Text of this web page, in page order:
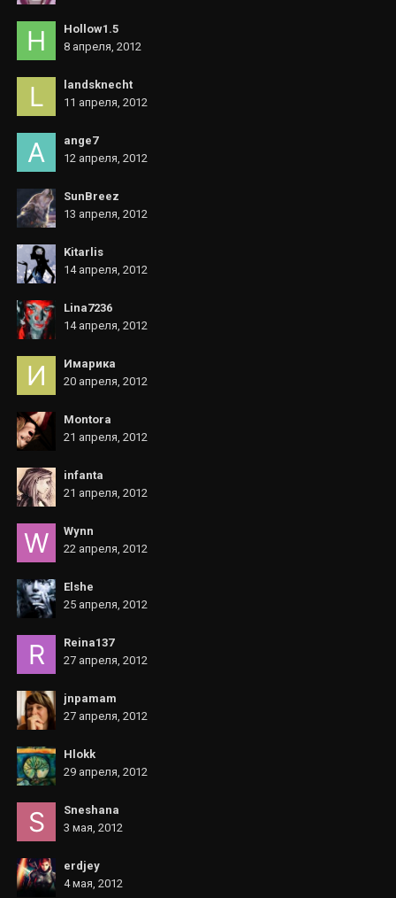
Hollow1.5
8 апреля, 2012
landsknecht
11 апреля, 2012
ange7
12 апреля, 2012
SunBreez
13 апреля, 2012
Kitarlis
14 апреля, 2012
Lina7236
14 апреля, 2012
Имарика
20 апреля, 2012
Montora
21 апреля, 2012
infanta
21 апреля, 2012
Wynn
22 апреля, 2012
Elshe
25 апреля, 2012
Reina137
27 апреля, 2012
jnpamam
27 апреля, 2012
Hlokk
29 апреля, 2012
Sneshana
3 мая, 2012
erdjey
4 мая, 2012